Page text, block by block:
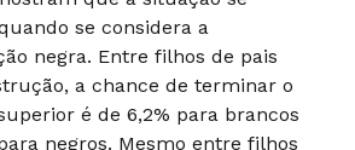
se considera a
negra. Entre filhos de pais
a chance de terminar o
é de 6,2% para brancos
negros. Mesmo entre filhos